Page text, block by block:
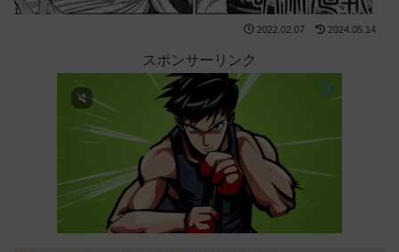
2022.02.07 2024.05.14
スポンサーリンク